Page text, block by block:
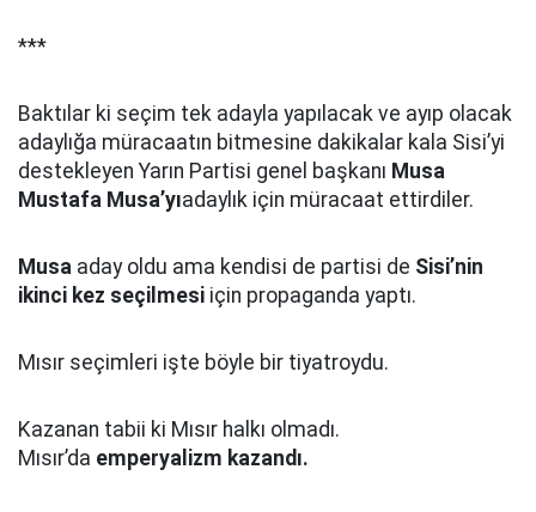
***
Baktılar ki seçim tek adayla yapılacak ve ayıp olacak
adaylığa müracaatın bitmesine dakikalar kala Sisi’yi
destekleyen Yarın Partisi genel başkanı Musa
Mustafa Musa’yıadaylık için müracaat ettirdiler.
Musa aday oldu ama kendisi de partisi de Sisi’nin
ikinci kez seçilmesi için propaganda yaptı.
Mısır seçimleri işte böyle bir tiyatroydu.
Kazanan tabii ki Mısır halkı olmadı.
Mısır’da emperyalizm kazandı.